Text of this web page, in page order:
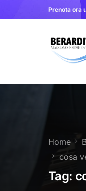
Prenota ora
Home
cosa
Tag: